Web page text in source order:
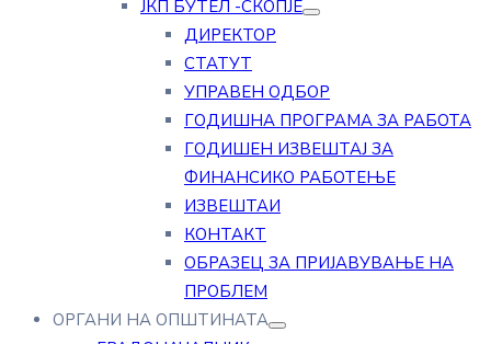
ЈКП БУТЕЛ -СКОПЈЕ
ДИРЕКТОР
СТАТУТ
УПРАВЕН ОДБОР
ГОДИШНА ПРОГРАМА ЗА РАБОТА
ГОДИШЕН ИЗВЕШТАЈ ЗА
ФИНАНСИКО РАБОТЕЊЕ
ИЗВЕШТАИ
КОНТАКТ
ОБРАЗЕЦ ЗА ПРИЈАВУВАЊЕ НА
ПРОБЛЕМ
ОРГАНИ НА ОПШТИНАТА